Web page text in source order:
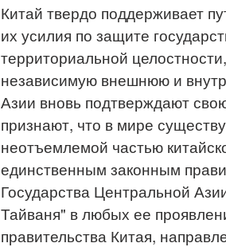
Китай твердо поддерживает
их усилия по защите
территориальной
независимую внешнюю и
Азии вновь подтверждают
признают, что в мире
неотъемлемой частью
единственным законным
Государства Центральной
Тайваня" в любых ее
правительства Китая,